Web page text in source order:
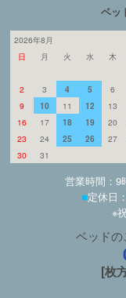
ベッ
2026年8月
日
月 火 水 木
2
3 4 5 6
9
10 11 12 13
16
17 18 19 20
23
24 25 26 27
30
31
営業時間：9
■定休日
※
ベッド
[枚